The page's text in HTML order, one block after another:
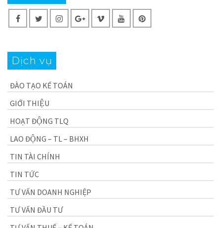
Dịch vụ
ĐÀO TẠO KẾ TOÁN
GIỚI THIỆU
HOẠT ĐỘNG TLQ
LAO ĐỘNG – TL – BHXH
TIN TÀI CHÍNH
TIN TỨC
TƯ VẤN DOANH NGHIỆP
TƯ VẤN ĐẦU TƯ